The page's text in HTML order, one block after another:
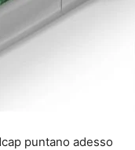
puntano adesso